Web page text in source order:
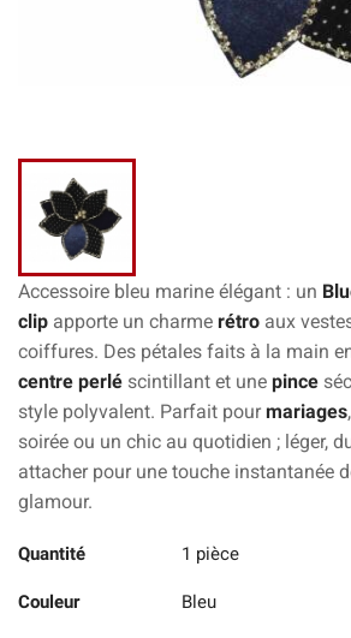
Accessoire bleu marine élégant : un
clip apporte un charme rétro aux
coiffures. Des pétales faits à la main
centre perlé scintillant et une pince
style polyvalent. Parfait pourmariages
soirée ou un chic au quotidien ; léger,
attacher pour une touche instantanée
glamour.
Quantité 1 pièce
Couleur Bleu